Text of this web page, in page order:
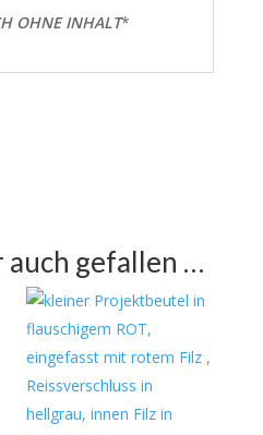
OHNE INHALT*
auch gefallen …